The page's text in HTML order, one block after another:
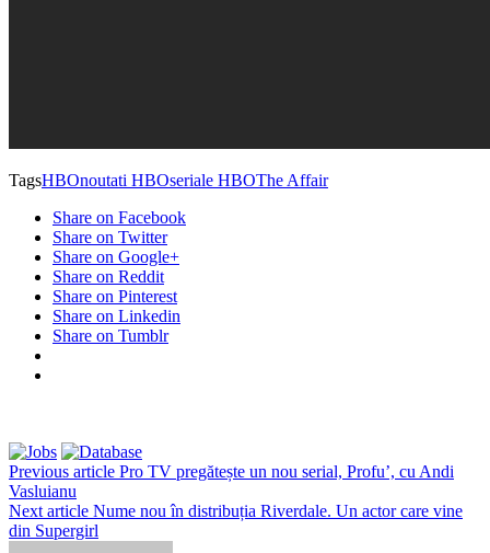
TagsHBOnoutati HBOseriale HBOThe Affair
Share on Facebook
Share on Twitter
Share on Google+
Share on Reddit
Share on Pinterest
Share on Linkedin
Share on Tumblr
Previous article Pro TV pregătește un nou serial, Profu’, cu Andi
Vasluianu
Next article Nume nou în distribuția Riverdale. Un actor care vine
din Supergirl